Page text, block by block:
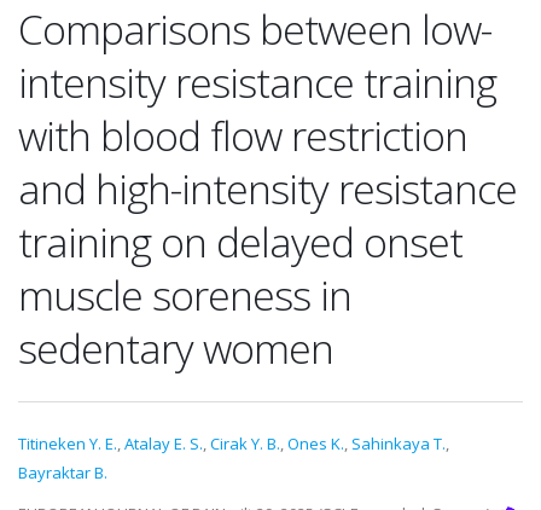
Comparisons between low-
intensity resistance training
with blood flow restriction
and high-intensity resistance
training on delayed onset
muscle soreness in
sedentary women
Titineken Y. E.,Atalay E. S.,Cirak Y. B.,Ones K., Sahinkaya T.,
Bayraktar B.